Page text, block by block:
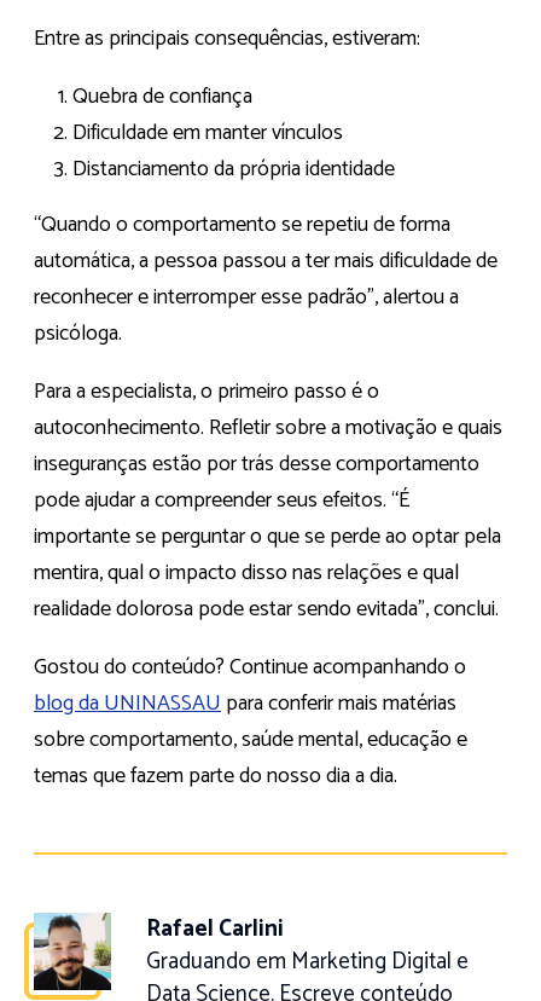
Entre as principais consequências, estiveram:
Quebra de confiança
Dificuldade em manter vínculos
Distanciamento da própria identidade
“Quando o comportamento se repetiu de forma
automática, a pessoa passou a ter mais dificuldade de
reconhecer e interromper esse padrão”, alertou a
psicóloga.
Para a especialista, o primeiro passo é o
autoconhecimento. Refletir sobre a motivação e quais
inseguranças estão por trás desse comportamento
pode ajudar a compreender seus efeitos. “É
importante se perguntar o que se perde ao optar pela
mentira, qual o impacto disso nas relações e qual
realidade dolorosa pode estar sendo evitada”, conclui.
Gostou do conteúdo? Continue acompanhando o
blog da UNINASSAUpara conferir mais matérias
sobre comportamento, saúde mental, educação e
temas que fazem parte do nosso dia a dia.
Rafael Carlini
Graduando em Marketing Digital e